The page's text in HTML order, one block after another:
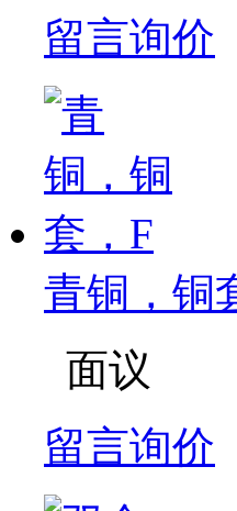
留言询价
青铜，铜
面议
留言询价